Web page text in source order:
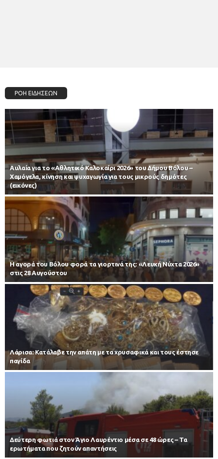
ΡΟΗ ΕΙΔΗΣΕΩΝ
Αυλαία για το «Αθλητικό Καλοκαίρι 2026» του Δήμου Βόλου –
Χαμόγελα, κίνηση και ψυχαγωγία για τους μικρούς δημότες
(εικόνες)
Η αγορά του Βόλου φορά τα γιορτινά της: «Λευκή Νύχτα 2026»
στις 28 Αυγούστου
Λάρισα: Κατάλαβε την απάτη με τα χρυσαφικά και τους έστησε
παγίδα
Δεύτερη φωτιά στον Άγιο Λαυρέντιο μέσα σε 48 ώρες – Τα
ερωτήματα που ζητούν απαντήσεις